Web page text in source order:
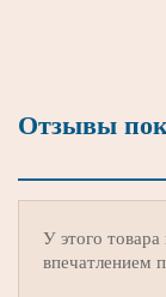
Отзывы
У этого
впечатлением